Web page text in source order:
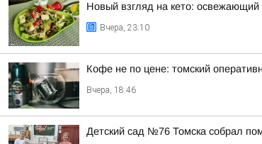
Новый взгляд на кето:
Вчера, 23:10
Кофе не по цене: томский
Вчера, 18:46
Детский сад №76 Томска собрал